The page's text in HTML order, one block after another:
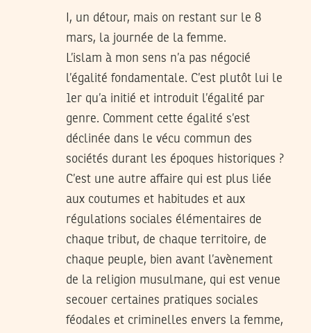
I, un détour, mais on restant sur le 8
mars, la journée de la femme.
L’islam à mon sens n’a pas négocié
l’égalité fondamentale. C’est plutôt lui le
1er qu’a initié et introduit l’égalité par
genre. Comment cette égalité s’est
déclinée dans le vécu commun des
sociétés durant les époques historiques ?
C’est une autre affaire qui est plus liée
aux coutumes et habitudes et aux
régulations sociales élémentaires de
chaque tribut, de chaque territoire, de
chaque peuple, bien avant l’avènement
de la religion musulmane, qui est venue
secouer certaines pratiques sociales
féodales et criminelles envers la femme,